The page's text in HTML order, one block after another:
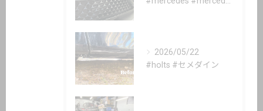
2026/05/22
#holts #セメダイン